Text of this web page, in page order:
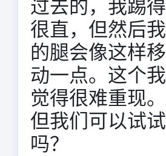
过去的，我踢得
很直，但然后我
的腿会像这样移
动一点。这个我
觉得很难重现。
但我们可以试试
吗？